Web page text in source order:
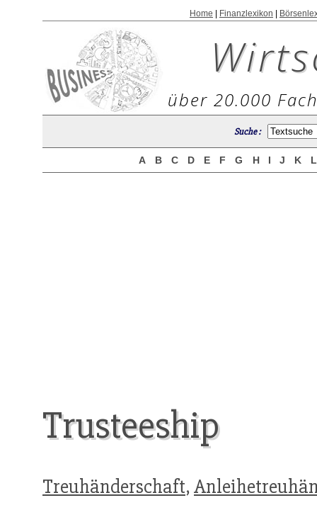
Home Finanzlexikon
über 20.000
Suche :
A B C D E F G H I J K
Trusteeship
Treuhänderschaft,